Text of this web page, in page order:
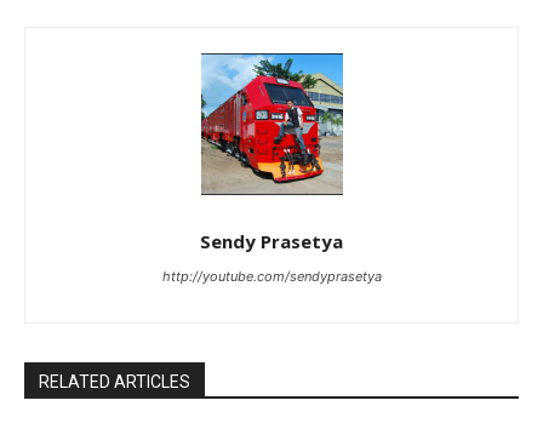
Sendy Prasetya
http://youtube.com/sendyprasetya
RELATED ARTICLES